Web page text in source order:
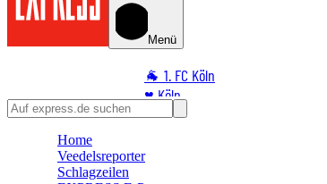
Menü
🐐 1. FC Köln
♥️ Köln
⭐ Promi
🛒 Shoppingwelt
Home
Veedelsreporter
Schlagzeilen